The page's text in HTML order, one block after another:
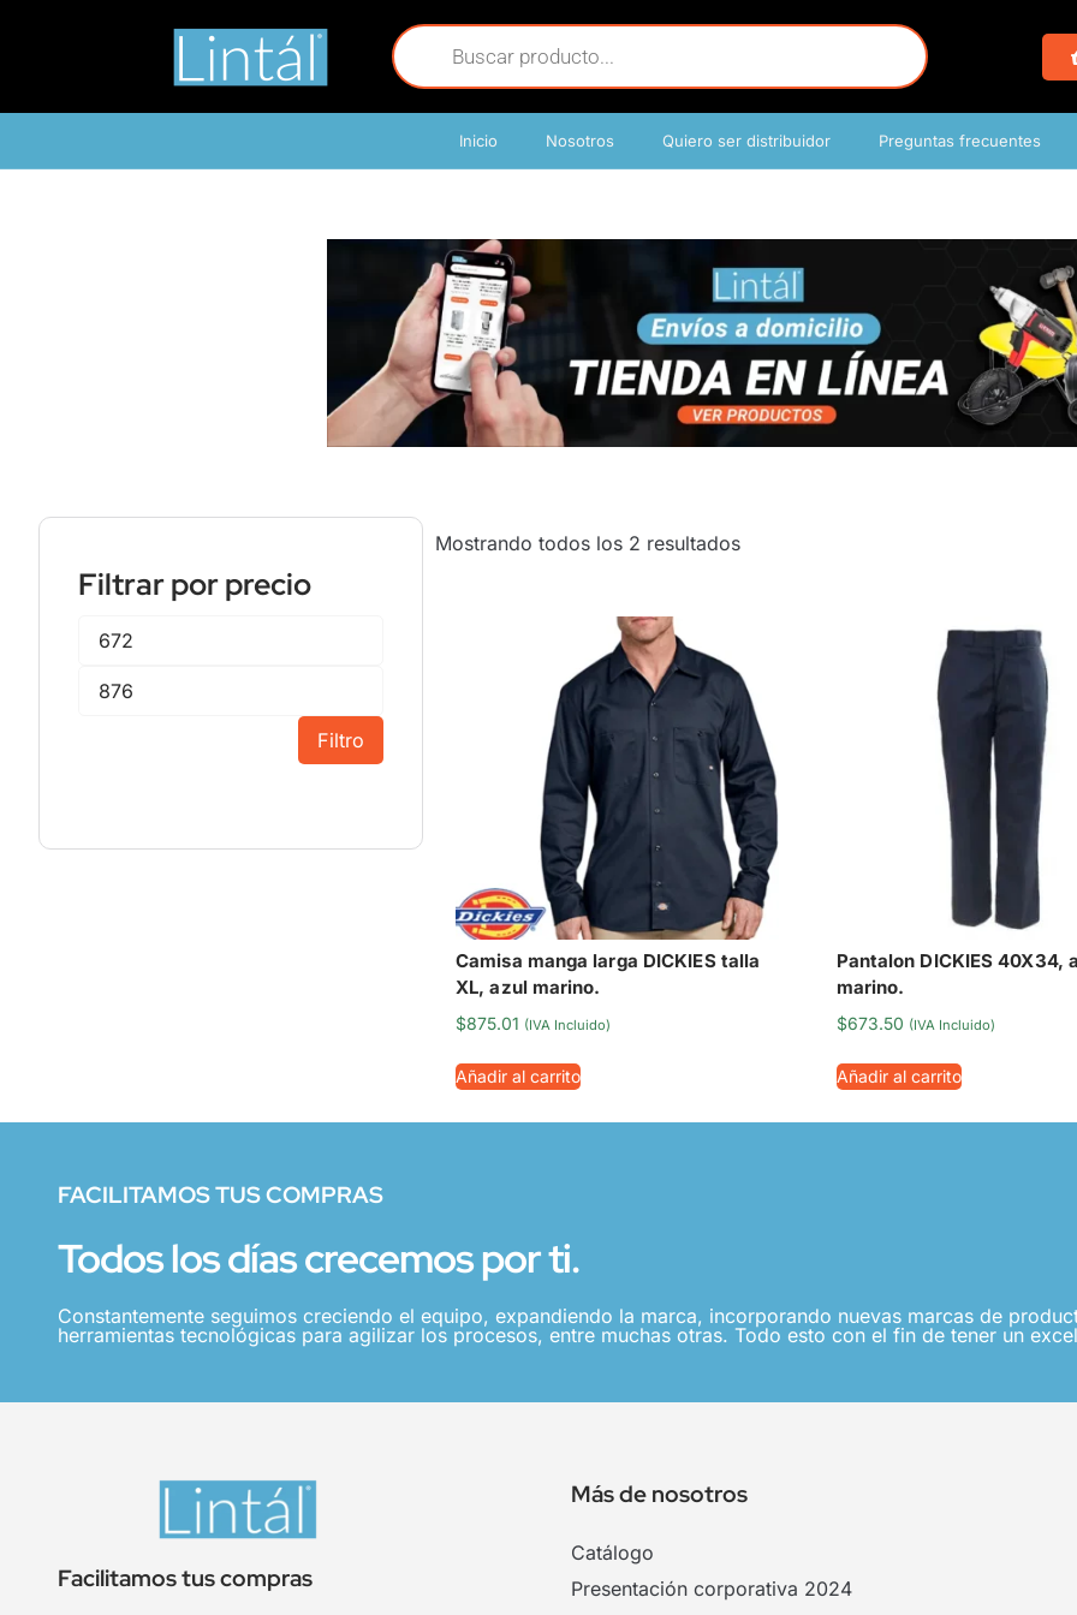
Inicio Nosotros Quiero ser distribuidor Preguntas frecuentes
Filtrar por precio
Filtro
Mostrando todos los 2 resultados
Camisa manga larga DICKIES talla
XL, azul marino.
$875.01 (IVA Incluido)
Añadir al carrito
Pantalon DICKIES 40X34,
marino.
$673.50 (IVA Incluido)
Añadir al carrito
FACILITAMOS TUS COMPRAS
Todos los días crecemos por ti.
Constantemente seguimos creciendo el equipo, expandiendo la marca, incorporando nuevas marcas de
herramientas tecnológicas para agilizar los procesos, entre muchas otras. Todo esto con el fin de tener un
Facilitamos tus compras
Más de nosotros
Catálogo
Presentación corporativa 2024